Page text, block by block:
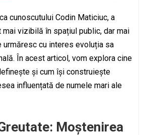
cunoscutului Codin Maticiuc, a
vizibilă în spațiul public, dar mai
urmăresc cu interes evoluția sa
În acest articol, vom explora cine
și cum își construiește
influențată de numele mari ale
Moștenirea